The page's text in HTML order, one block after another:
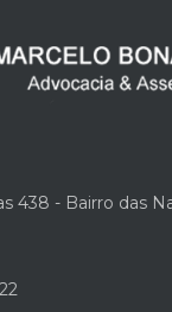
438 - Bairro das